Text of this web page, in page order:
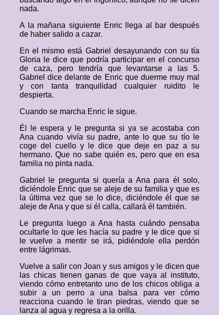
nada.
A la mañana siguiente Enric llega al bar después
de haber salido a cazar.
En el mismo está Gabriel desayunando con su tía
Gloria le dice que podría participar en el concurso
de caza, pero tendría que levantarse a las 5.
Gabriel dice delante de Enric que duerme muy mal
y con tanta tranquilidad cualquier ruidito le
despierta.
Cuando se marcha Enric le sigue.
Él le espera y le pregunta si ya se acostaba con
Ana cuando vivía su padre, ante lo que su tío le
coge del cuello y le dice que deje en paz a su
hermano. Que no sabe quién es, pero que en esa
familia no pinta nada.
Gabriel le pregunta si quería a Ana para él solo,
diciéndole Enric que se aleje de su familia y que es
la última vez que se lo dice, diciéndole él que se
aleje de Ana y que si él calla, callará él también.
Le pregunta luego a Ana hasta cuándo pensaba
ocultarle lo que les hacía su padre y le dice que si
le vuelve a mentir se irá, pidiéndole ella perdón
entre lágrimas.
Vuelve a salir con Joan y sus amigos y le dicen que
las chicas tienen ganas de que vaya al instituto,
viendo cómo entretanto uno de los chicos obliga a
subir a un perro a una balsa para ver cómo
reacciona cuando le tiran piedras, viendo que se
lanza al agua y regresa a la orilla.